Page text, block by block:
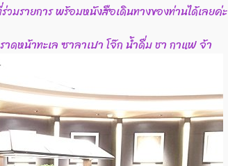
มรายการ พร้อมหนังสือเดินทางของท่านได้เลยค่ะ
ดหน้าทะเล ซาลาเปา โจ๊ก น้ำดื่ม ชา กาแฟ จ้า